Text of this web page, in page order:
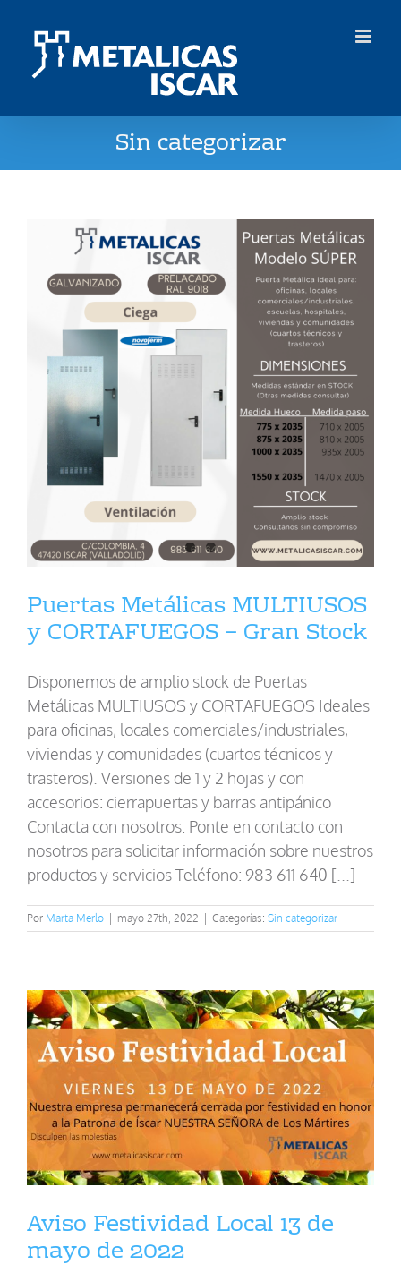
contenido
Sin categorizar
Puertas Metálicas MULTIUSOS
y CORTAFUEGOS – Gran Stock
Disponemos de amplio stock de Puertas
Metálicas MULTIUSOS y CORTAFUEGOS Ideales
para oficinas, locales comerciales/industriales,
viviendas y comunidades (cuartos técnicos y
trasteros). Versiones de 1 y 2 hojas y con
accesorios: cierrapuertas y barras antipánico
Contacta con nosotros: Ponte en contacto con
nosotros para solicitar información sobre nuestros
productos y servicios Teléfono: 983 611 640 [...]
Por Marta Merlo mayo 27th, 2022 Categorías: Sin categorizar
Aviso Festividad Local 13 de
mayo de 2022